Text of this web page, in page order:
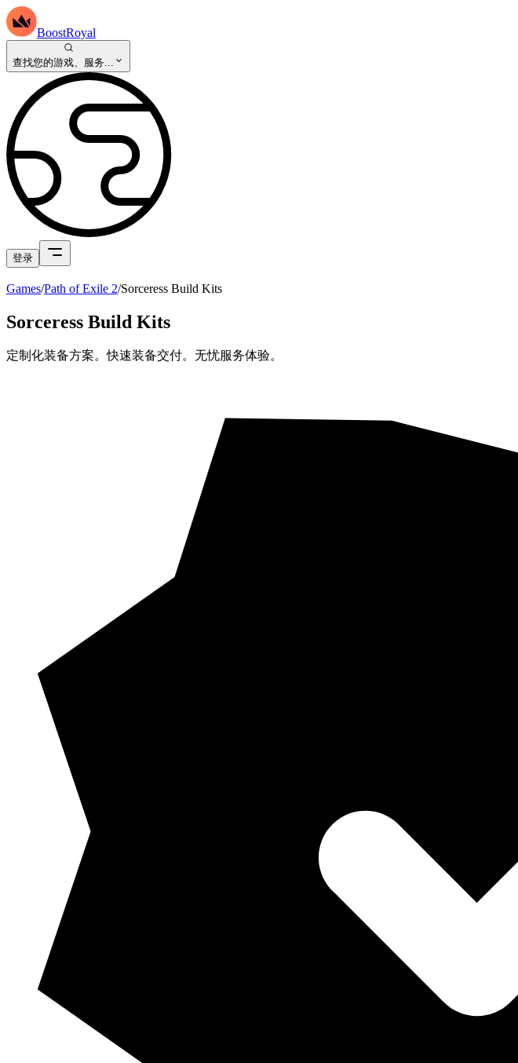
BoostRoyal
查找您的游戏、服务...
登录
Games/Path of Exile 2/Sorceress Build Kits
Sorceress Build Kits
定制化装备方案。快速装备交付。无忧服务体验。